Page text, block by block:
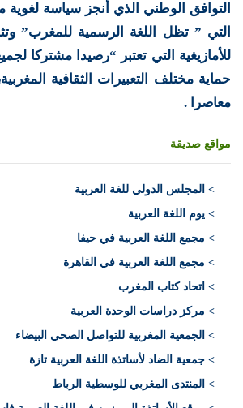
التوافق الوطني الذي أنجز سياسة لغوية
التي ” تظل اللغة الرسمية للمغرب”
للأمازيغية التي تعتبر “رصيدا مشتركا
حماية مختلف التعبيرات الثقافية
معاصرا .
مواقع صديقة
> المجلس الدولي للغة العربية
> يوم اللغة العربية
> مجمع اللغة العربية في حيفا
> مجمع اللغة العربية في القاهرة
> اتحاد كتاب المغرب
> مركز دراسات الوحدة العربية
> الجمعية المغربية للتواصل الصحي البيضاء
> جمعية الضاد لأساتذة اللغة العربية تازة
> المنتدى المغربي للوسطية الرباط